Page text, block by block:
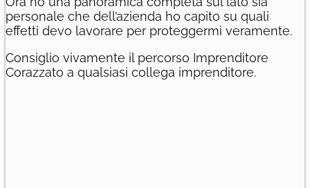
personale che dell’azienda ho capito su quali
effetti devo lavorare per proteggermi veramente.
Consiglio vivamente il percorso Imprenditore
Corazzato a qualsiasi collega imprenditore.